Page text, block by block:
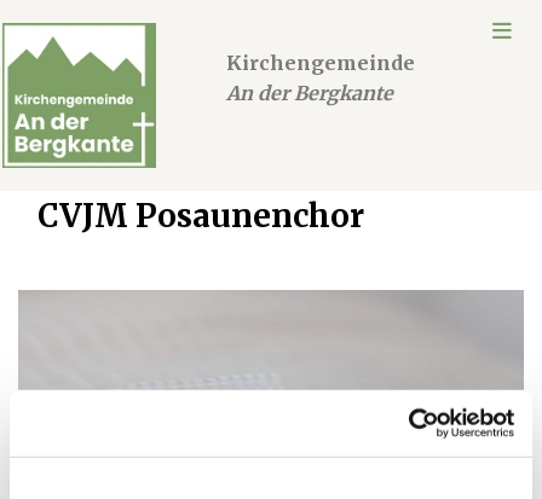
Kirchengemeinde
An der Bergkante
CVJM Posaunenchor